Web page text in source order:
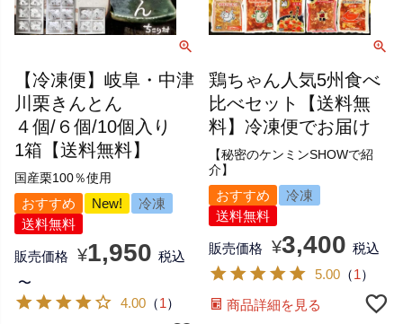
国産栗100％使用
【冷凍便】岐阜・中津
川栗きんとん
４個/６個/10個入り
1箱【送料無料】
おすすめ New!
冷凍
送料無料
販売価格 ¥1,950 税込
〜
4.00 （1）
【秘密のケンミンSHOWで紹
介】
鶏ちゃん人気5州食べ
比べセット【送料無
料】冷凍便でお届け
おすすめ
冷凍
送料無料
販売価格 ¥3,400 税込
5.00 （1）
商品詳細を見る